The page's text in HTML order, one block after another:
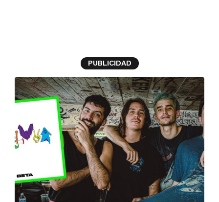
PUBLICIDAD